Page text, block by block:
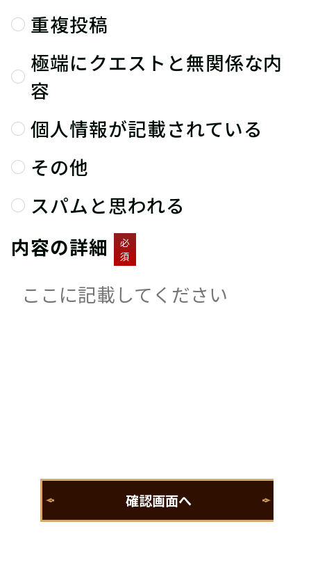
重複投稿
極端にクエストと無関係な内
容
個人情報が記載されている
その他
スパムと思われる
内容の詳細
必
須